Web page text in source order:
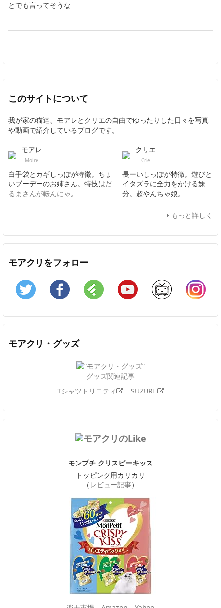
とでも言ってそうな
このサイトについて
我が家の猫達、モアレとクリエの自由でゆったりした日々を写真
や動画で紹介しているブログです。
モアレ
Moire
白手袋とカギしっぽが特徴。ちょ
いブーデーのお姉さん。特技はだ
るまさんが転んにゃ。
クリエ
Crie
長ーいしっぽが特徴。遊びと
イタズラに全力をかける妹
分。超やんちゃ娘。
もっと詳しく
モアクリをフォロー
Twitter Facebook Feedly YouTube ニコニコ動画
モアクリ・グッズ
グッズ関連記事
Tシャツトリニティ
SUZURI
モンプチ クリスピーキッス
トッピング用カリカリ
（ レビュー記事）